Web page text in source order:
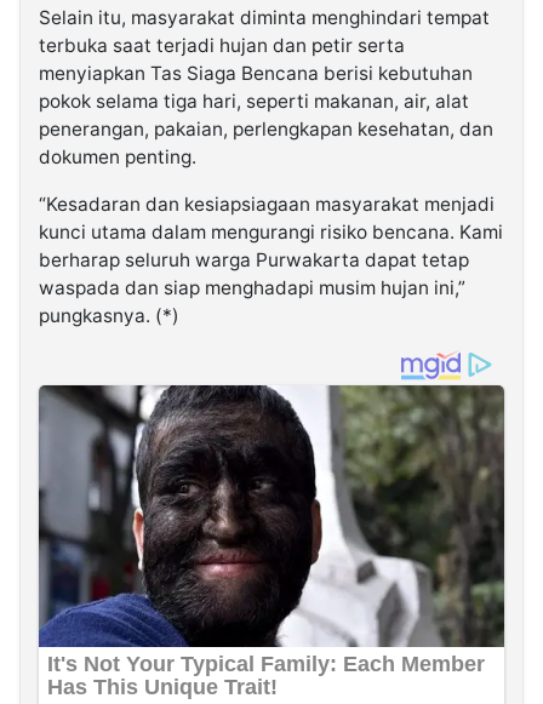
Selain itu, masyarakat diminta menghindari tempat
terbuka saat terjadi hujan dan petir serta
menyiapkan Tas Siaga Bencana berisi kebutuhan
pokok selama tiga hari, seperti makanan, air, alat
penerangan, pakaian, perlengkapan kesehatan, dan
dokumen penting.
“Kesadaran dan kesiapsiagaan masyarakat menjadi
kunci utama dalam mengurangi risiko bencana. Kami
berharap seluruh warga Purwakarta dapat tetap
waspada dan siap menghadapi musim hujan ini,”
pungkasnya. (*)